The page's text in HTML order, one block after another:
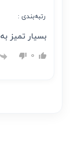
رتبه‌بندی :
بسیار تمیز
0